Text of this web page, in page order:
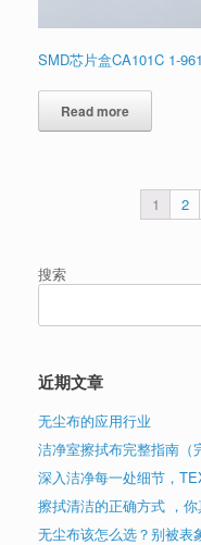
SMD芯片盒CA101C 1-
Read more
1 2
搜索
近期文章
无尘布的应用行业
洁净室擦拭布完整指南（
深入洁净每一处细节，
擦拭清洁的正确方式 ，
无尘布该怎么选？别被表